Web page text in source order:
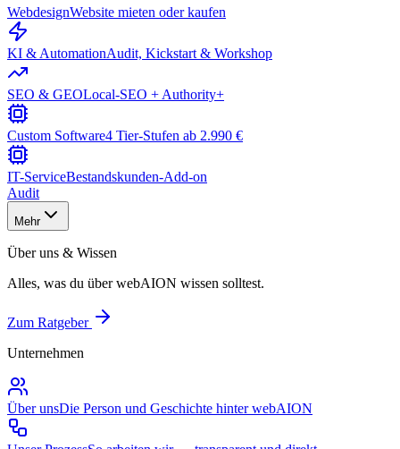
WebdesignWebsite mieten oder kaufen
KI & AutomationAudit, Kickstart & Workshop
SEO & GEOLocal-SEO + Authority+
Custom Software4 Tier-Stufen ab 2.990 €
IT-ServiceBestandskunden-Add-on
Audit
Mehr
Über uns & Wissen
Alles, was du über webAION wissen solltest.
Zum Ratgeber
Unternehmen
Über unsDie Person und Geschichte hinter webAION